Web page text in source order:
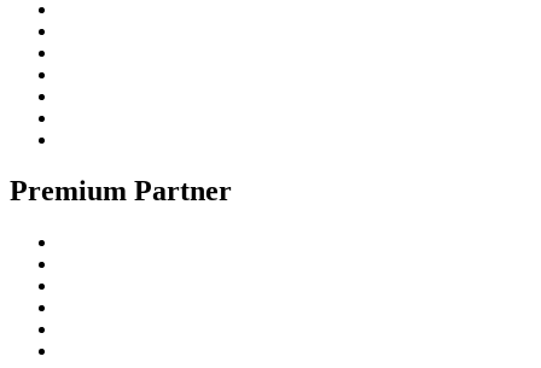
Premium Partner